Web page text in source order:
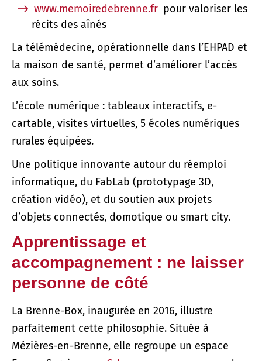
www.memoiredebrenne.fr pour valoriser les
récits des aînés
La télémédecine, opérationnelle dans l’EHPAD et
la maison de santé, permet d’améliorer l’accès
aux soins.
L’école numérique : tableaux interactifs, e-
cartable, visites virtuelles, 5 écoles numériques
rurales équipées.
Une politique innovante autour du réemploi
informatique, du FabLab (prototypage 3D,
création vidéo), et du soutien aux projets
d’objets connectés, domotique ou smart city.
Apprentissage et
accompagnement : ne laisser
personne de côté
La Brenne-Box, inaugurée en 2016, illustre
parfaitement cette philosophie. Située à
Mézières-en-Brenne, elle regroupe un espace